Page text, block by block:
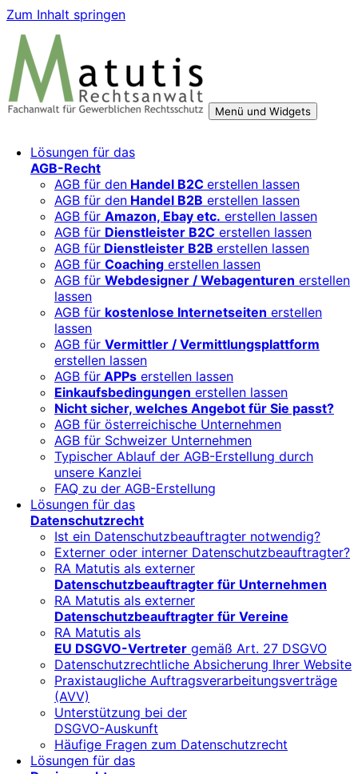
Zum Inhalt springen
wachsen mit starken AGB, Datenschutz und
Markenschutz
Aktivitäten, Plattformen und Innovationen rechtssicher
entwickeln und skalieren wollen.
Menü und Widgets
Lösungen für das
AGB-Recht
AGB für den Handel B2C erstellen lassen
AGB für den Handel B2B erstellen lassen
AGB für Amazon, Ebay etc. erstellen lassen
AGB für Dienstleister B2C erstellen lassen
AGB für Dienstleister B2B erstellen lassen
AGB für Coaching erstellen lassen
AGB für Webdesigner / Webagenturen erstellen
lassen
AGB für kostenlose Internetseiten erstellen
lassen
AGB für Vermittler / Vermittlungsplattform
erstellen lassen
AGB für APPs erstellen lassen
Einkaufsbedingungen erstellen lassen
Nicht sicher, welches Angebot für Sie passt?
AGB für österreichische Unternehmen
AGB für Schweizer Unternehmen
Typischer Ablauf der AGB-Erstellung durch
unsere Kanzlei
FAQ zu der AGB-Erstellung
Lösungen für das
Datenschutzrecht
Ist ein Datenschutzbeauftragter notwendig?
Externer oder interner Datenschutzbeauftragter?
RA Matutis als externer
Datenschutzbeauftragter für Unternehmen
RA Matutis als externer
Datenschutzbeauftragter für Vereine
RA Matutis als
EU DSGVO-Vertreter gemäß Art. 27 DSGVO
Datenschutzrechtliche Absicherung Ihrer Website
Praxistaugliche Auftragsverarbeitungsverträge
(AVV)
Unterstützung bei der
DSGVO-Auskunft
Häufige Fragen zum Datenschutzrecht
Lösungen für das